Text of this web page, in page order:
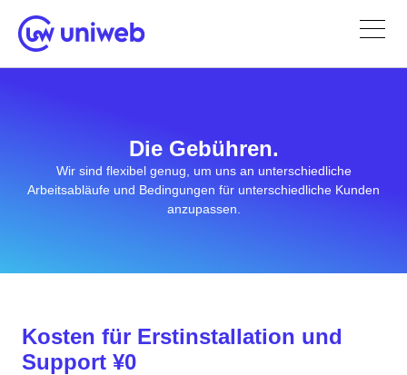
Die Gebühren.
Wir sind flexibel genug, um uns an unterschiedliche
Arbeitsabläufe und Bedingungen für unterschiedliche Kunden
anzupassen.
Kosten für Erstinstallation und
Support ¥0